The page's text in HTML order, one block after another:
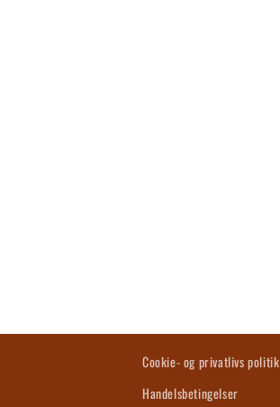
Cookie- og privatlivs politik
Handelsbetingelser